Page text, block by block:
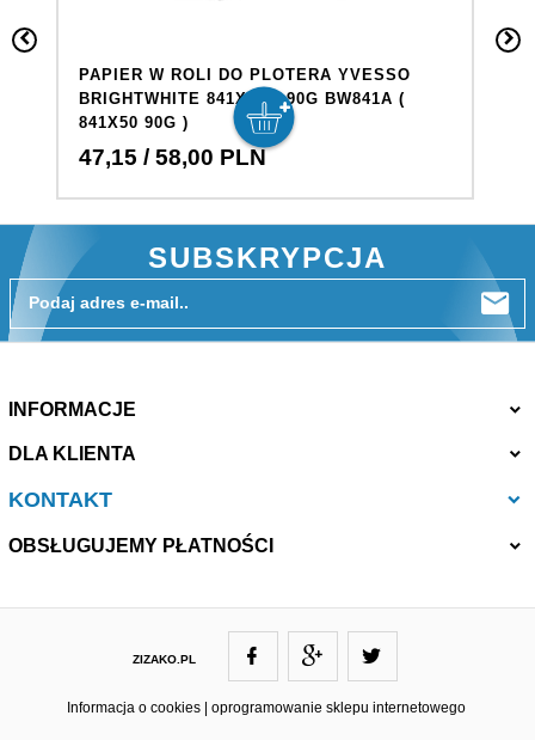
PAPIER W ROLI DO PLOTERA YVESSO
BRIGHTWHITE 841X50M 90G BW841A (
841X50 90G )
47,15 / 58,00 PLN
SUBSKRYPCJA
Podaj adres e-mail..
INFORMACJE
DLA KLIENTA
KONTAKT
OBSŁUGUJEMY PŁATNOŚCI
ZIZAKO.PL
Informacja o cookies oprogramowanie sklepu internetowego